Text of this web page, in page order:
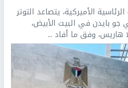
الأميركية، يتصاعد التوتر
جو بايدن في البيت الأبيض،
هاريس، وفق ما أفاد ...